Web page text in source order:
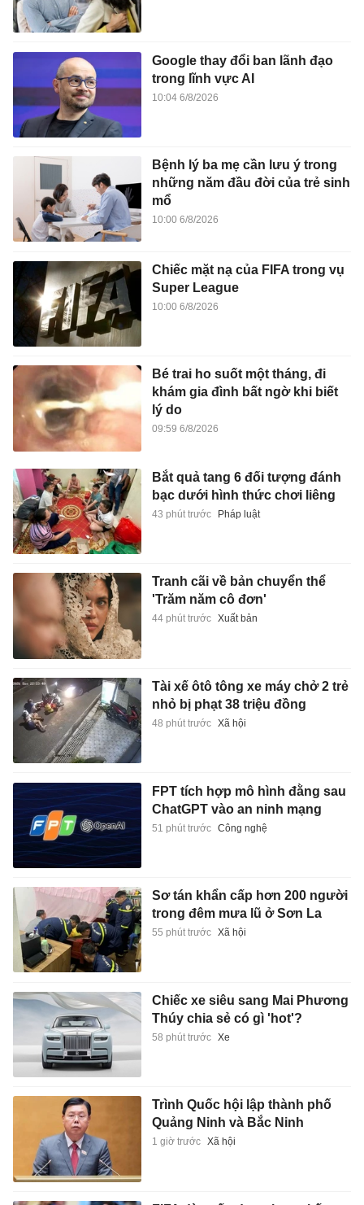
Google thay đổi ban lãnh đạo
trong lĩnh vực AI
10:04 6/8/2026
Bệnh lý ba mẹ cần lưu ý trong
những năm đầu đời của trẻ sinh
mổ
10:00 6/8/2026
Chiếc mặt nạ của FIFA trong vụ
Super League
10:00 6/8/2026
Bé trai ho suốt một tháng, đi
khám gia đình bất ngờ khi biết
lý do
09:59 6/8/2026
Bắt quả tang 6 đối tượng đánh
bạc dưới hình thức chơi liêng
43 phút trước Pháp luật
Tranh cãi về bản chuyển thể
'Trăm năm cô đơn'
44 phút trước Xuất bản
Tài xế ôtô tông xe máy chở 2 trẻ
nhỏ bị phạt 38 triệu đồng
48 phút trước Xã hội
FPT tích hợp mô hình đằng sau
ChatGPT vào an ninh mạng
51 phút trước Công nghệ
Sơ tán khẩn cấp hơn 200 người
trong đêm mưa lũ ở Sơn La
55 phút trước Xã hội
Chiếc xe siêu sang Mai Phương
Thúy chia sẻ có gì 'hot'?
58 phút trước Xe
Trình Quốc hội lập thành phố
Quảng Ninh và Bắc Ninh
1 giờ trước Xã hội